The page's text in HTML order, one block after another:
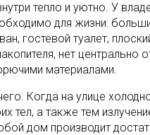
тепло и уютно. У
для жизни:
гостевой туалет,
нет центрально
материалами.
Когда на улице
тел, а также тем
дом производит